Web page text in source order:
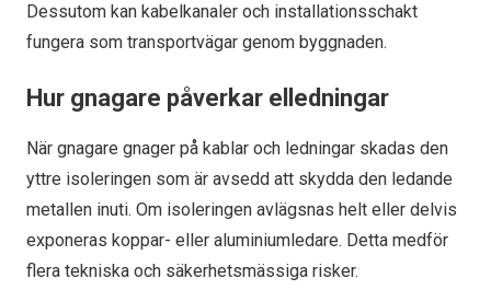
Dessutom kan kabelkanaler och installationsschakt
fungera som transportvägar genom byggnaden.
Hur gnagare påverkar elledningar
När gnagare gnager på kablar och ledningar skadas den
yttre isoleringen som är avsedd att skydda den ledande
metallen inuti. Om isoleringen avlägsnas helt eller delvis
exponeras koppar- eller aluminiumledare. Detta medför
flera tekniska och säkerhetsmässiga risker.